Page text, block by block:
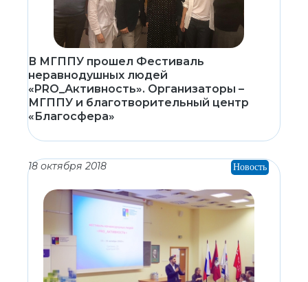
В МГППУ прошел Фестиваль
неравнодушных людей
«PRO_Активность». Организаторы –
МГППУ и благотворительный центр
«Благосфера»
18 октября 2018 Новость